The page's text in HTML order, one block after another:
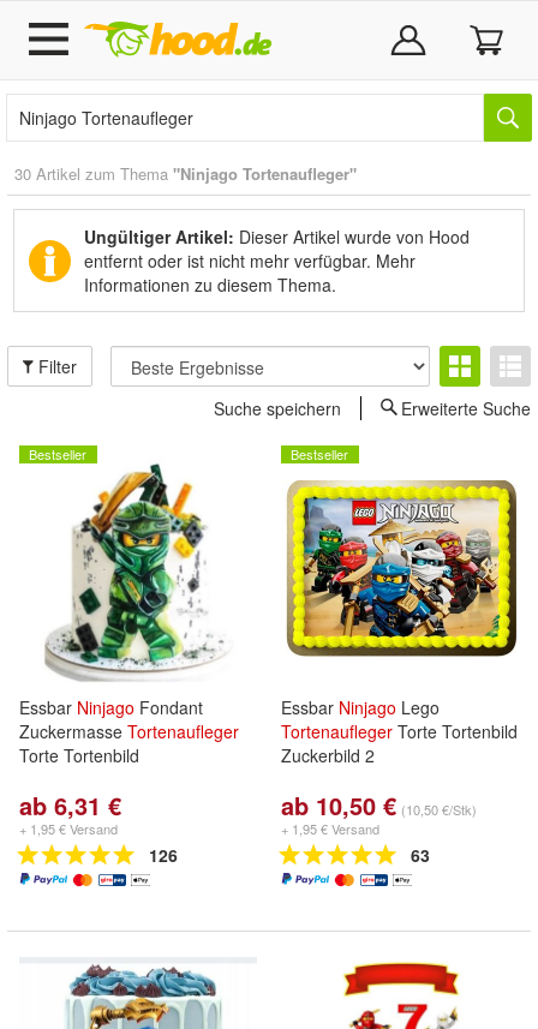
30 Artikel zum Thema "Ninjago Tortenaufleger"
Ungültiger Artikel: Dieser Artikel wurde von Hood
entfernt oder ist nicht mehr verfügbar. Mehr
Informationen zu diesem Thema.
Filter
Suche speichern
Erweiterte Suche
Bestseller
Essbar Ninjago Fondant
Zuckermasse Tortenaufleger
Torte Tortenbild
ab 6,31 €
+ 1,95 € Versand
126
Bestseller
Essbar Ninjago Lego
Tortenaufleger Torte Tortenbild
Zuckerbild 2
ab 10,50 € (10,50 €/Stk)
+ 1,95 € Versand
63